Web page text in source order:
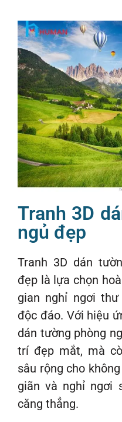
Tranh 3D
ngủ đẹp
Tranh 3D dán
đẹp là lựa chọn
gian nghỉ ngơi
độc đáo. Với hiệu
dán tường phòng
trí đẹp mắt, mà
sâu rộng cho
giãn và nghỉ ngơi
căng thẳng.